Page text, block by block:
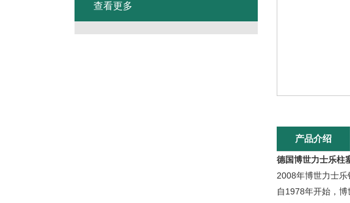
产品介绍
德国博世力士乐柱
2008年博世力士乐
自1978年开始，
查看更多